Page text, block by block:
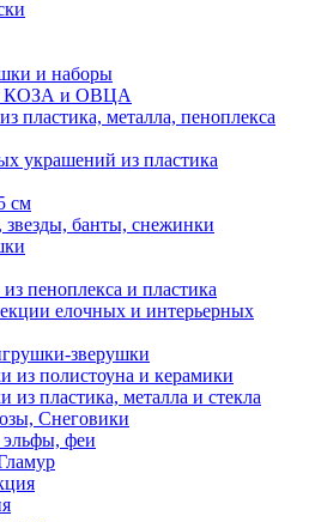
и наборы
КОЗА и ОВЦА
пластика, металла, пеноплекса
украшений из пластика
см
банты, снежинки
пеноплекса и пластика
елочных и интерьерных
зверушки
из полистоуна и керамики
пластика, металла и стекла
Снеговики
феи